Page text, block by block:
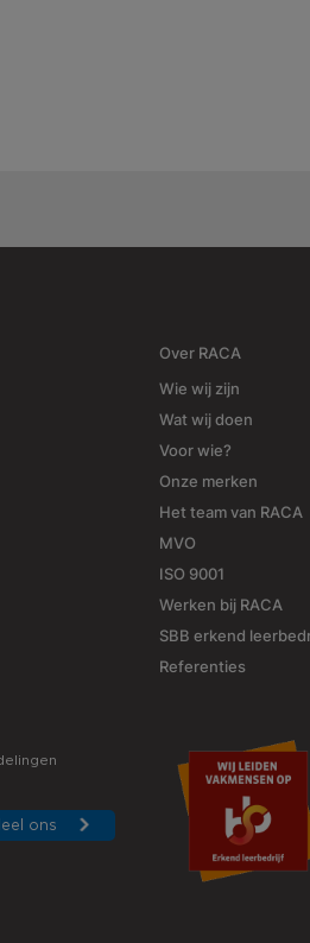
Over RACA
Wie wij zijn
Wat wij doen
Voor wie?
Onze merken
Het team van RACA
MVO
ISO 9001
Werken bij RACA
SBB erkend
Referenties